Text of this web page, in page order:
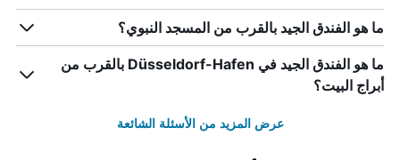
ما هو الفندق الجيد بالقرب من المسجد النبوي؟
ما هو الفندق الجيد في Düsseldorf-Hafen بالقرب من
أبراج البيت؟
عرض المزيد من الأسئلة الشائعة